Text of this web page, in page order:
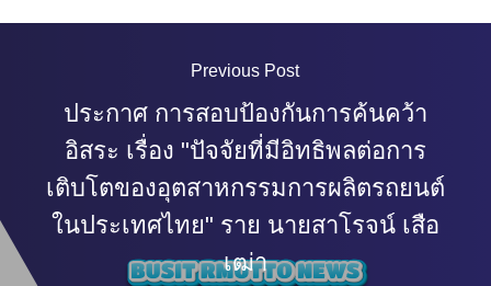
Previous Post
ประกาศ การสอบป้องกันการค้นคว้า
อิสระ เรื่อง "ปัจจัยที่มีอิทธิพลต่อการ
เติบโตของอุตสาหกรรมการผลิตรถยนต์
ในประเทศไทย" ราย นายสาโรจน์ เสือ
เฒ่า